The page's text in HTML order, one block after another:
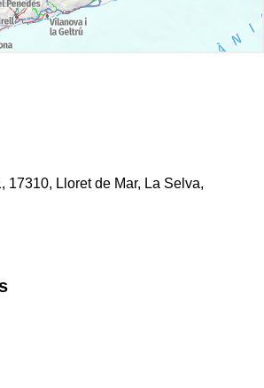
17310, Lloret de Mar, La Selva,